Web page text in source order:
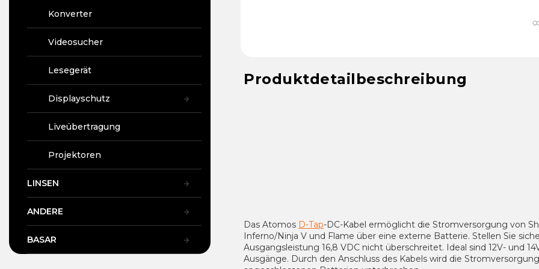
Konverter
Videosucher
Lesegerät
Displayschutz
Liveübertragung
Projektoren
LINSEN
ANDERE
BASAR
Produktdetailbeschreibung
Das Atomos D-Tap-DC-Kabel ermöglicht die Stromversorgung von
Inferno/Ninja V und Flame über eine externe Batterie. Stellen Sie
Ausgangsleistung 16,8 VDC nicht überschreitet. Ideal sind 12V- und
Ausgänge. Durch den Anschluss des Kabels wird die